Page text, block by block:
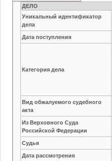
ДЕЛО
Уникальный идентификатор
дела
Дата поступления
Категория дела
Вид обжалуемого судебного
акта
Из Верховного Суда
Российской Федерации
Судья
Дата рассмотрения